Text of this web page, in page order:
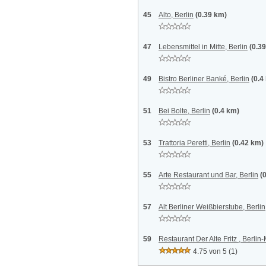
45 Alto, Berlin (0.39 km)
47 Lebensmittel in Mitte, Berlin
49 Bistro Berliner Banké, Berlin (0.4
51 Bei Bolte, Berlin (0.4 km)
53 Trattoria Peretti, Berlin (0.42 km)
55 Arte Restaurant und Bar, Berlin
57 Alt Berliner Weißbierstube, Berlin
59
Restaurant Der Alte Fritz , Berlin-
4.75 von 5 (1)